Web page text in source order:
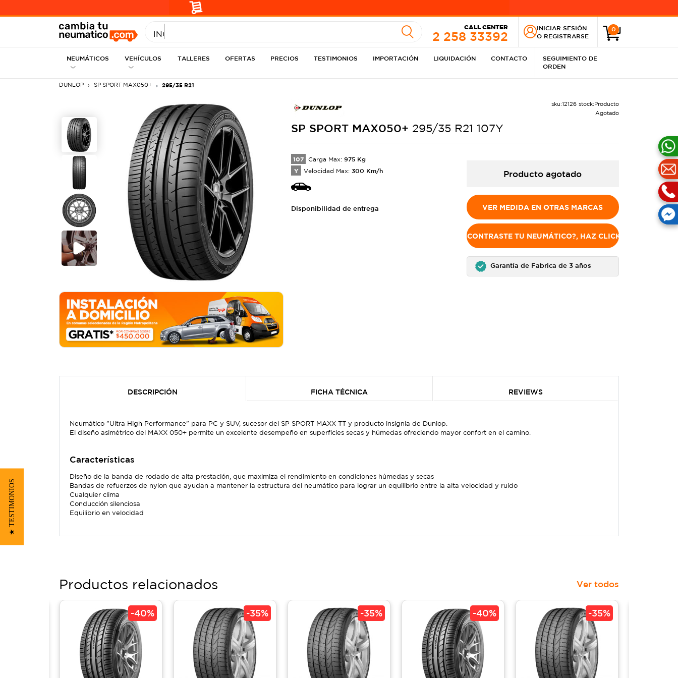
INGRESE MEDIDA
CALL CENTER
2 258 33392
INICIAR SESIÓN
O REGISTRARSE
0
NEUMÁTICOS VEHÍCULOS TALLERES OFERTAS PRECIOS TESTIMONIOS IMPORTACIÓN LIQUIDACIÓN CONTACTO
SEGUIMIENTO DE
ORDEN
DUNLOP SP SPORT MAX050+ 295/35 R21
sku:12126 stock:Producto
Agotado
SP SPORT MAX050+ 295/35 R21 107Y
107 Carga Max: 975 Kg
Y Velocidad Max: 300 Km/h
Disponibilidad de entrega
Producto agotado
VER MEDIDA EN OTRAS MARCAS
NO ENCONTRASTE TU NEUMÁTICO?, HAZ CLICK AQUÍ
Garantía de Fabrica de 3 años
DESCRIPCIÓN FICHA TÉCNICA REVIEWS
Neumático "Ultra High Performance" para PC y SUV, sucesor del SP SPORT MAXX TT y producto insignia de Dunlop.
El diseño asimétrico del MAXX 050+ permite un excelente desempeño en superficies secas y húmedas ofreciendo mayor confort en el camino.
Características
Diseño de la banda de rodado de alta prestación, que maximiza el rendimiento en condiciones húmedas y secas
Bandas de refuerzos de nylon que ayudan a mantener la estructura del neumático para lograr un equilibrio entre la alta velocidad y ruido
Cualquier clima
Conducción silenciosa
Equilibrio en velocidad
Productos relacionados Ver todos
-40% -35% -35% -40% -35%
★ TESTIMONIOS